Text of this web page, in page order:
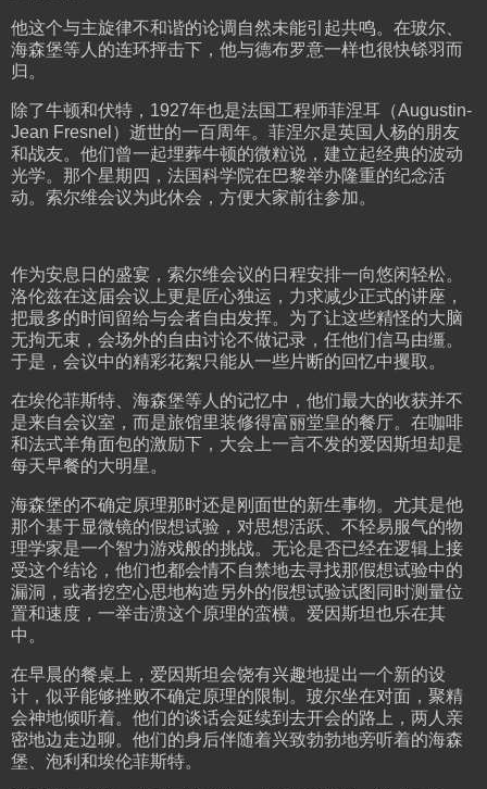
他这个与主旋律不和谐的论调自然未能引起共鸣。在玻尔、
海森堡等人的连环抨击下，他与德布罗意一样也很快铩羽而
归。
除了牛顿和伏特，1927年也是法国工程师菲涅耳（Augustin-
Jean Fresnel）逝世的一百周年。菲涅尔是英国人杨的朋友
和战友。他们曾一起埋葬牛顿的微粒说，建立起经典的波动
光学。那个星期四，法国科学院在巴黎举办隆重的纪念活
动。索尔维会议为此休会，方便大家前往参加。
作为安息日的盛宴，索尔维会议的日程安排一向悠闲轻松。
洛伦兹在这届会议上更是匠心独运，力求减少正式的讲座，
把最多的时间留给与会者自由发挥。为了让这些精怪的大脑
无拘无束，会场外的自由讨论不做记录，任他们信马由缰。
于是，会议中的精彩花絮只能从一些片断的回忆中攫取。
在埃伦菲斯特、海森堡等人的记忆中，他们最大的收获并不
是来自会议室，而是旅馆里装修得富丽堂皇的餐厅。在咖啡
和法式羊角面包的激励下，大会上一言不发的爱因斯坦却是
每天早餐的大明星。
海森堡的不确定原理那时还是刚面世的新生事物。尤其是他
那个基于显微镜的假想试验，对思想活跃、不轻易服气的物
理学家是一个智力游戏般的挑战。无论是否已经在逻辑上接
受这个结论，他们也都会情不自禁地去寻找那假想试验中的
漏洞，或者挖空心思地构造另外的假想试验试图同时测量位
置和速度，一举击溃这个原理的蛮横。爱因斯坦也乐在其
中。
在早晨的餐桌上，爱因斯坦会饶有兴趣地提出一个新的设
计，似乎能够挫败不确定原理的限制。玻尔坐在对面，聚精
会神地倾听着。他们的谈话会延续到去开会的路上，两人亲
密地边走边聊。他们的身后伴随着兴致勃勃地旁听着的海森
堡、泡利和埃伦菲斯特。